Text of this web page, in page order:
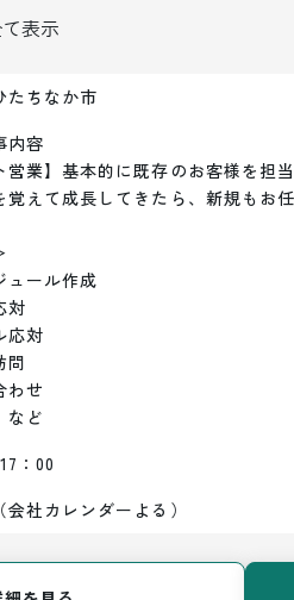
表示
たちなか市
内容
営業】基本的に既存のお客様を担当
えて成長してきたら、新規もお任
ュール作成
対
応対
問
わせ
など
：00
会社カレンダーよる）